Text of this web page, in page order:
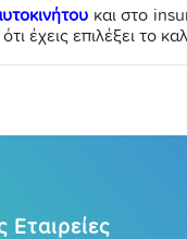
και στο
έχεις επιλέξει το
Εταιρείες